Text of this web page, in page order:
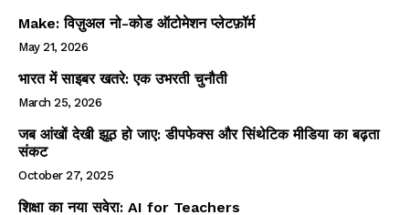
Make: विज़ुअल नो-कोड ऑटोमेशन प्लेटफ़ॉर्म
May 21, 2026
भारत में साइबर खतरे: एक उभरती चुनौती
March 25, 2026
जब आंखों देखी झूठ हो जाए: डीपफेक्स और सिंथेटिक मीडिया का बढ़ता
संकट
October 27, 2025
शिक्षा का नया सवेरा: AI for Teachers